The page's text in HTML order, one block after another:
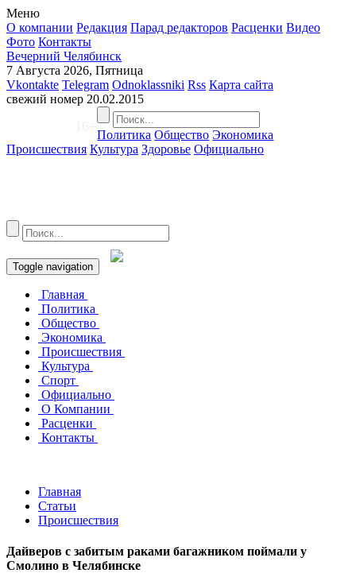
Меню
О компании Редакция Парад редакторов Расценки Видео
Фото Контакты
Вечерний Челябинск
7 Августа 2026, Пятница
Vkontakte Telegram Odnoklassniki Rss Карта сайта
свежий номер 20.02.2015
16+
Политика Общество Экономика
Происшествия Культура Здоровье Официально
Toggle navigation
Главная
Политика
Общество
Экономика
Происшествия
Культура
Спорт
Официально
О Компании
Расценки
Контакты
Главная
Статьи
Происшествия
Дайверов с забитым раками багажником поймали у
Смолино в Челябинске